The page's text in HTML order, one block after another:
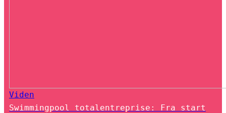
Viden
Swimmingpool totalentreprise: Fra start